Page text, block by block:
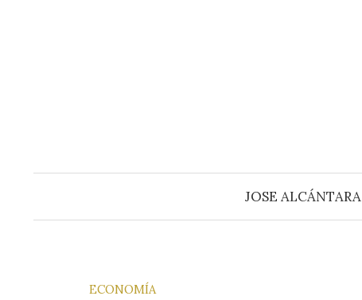
JOSE ALCÁNTARA
ECONOMÍA